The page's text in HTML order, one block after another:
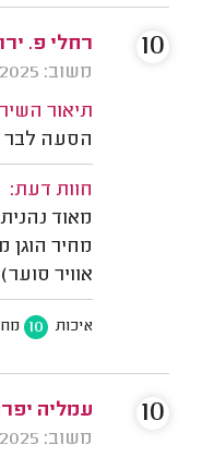
רחלי פ.
משוב: 25/12/2025
תיאור
הסעה לבר
חוות דעת:
מאוד
מחיר הוגן
אוויר
איכות 10
10
עמליה ‬‎יפרח, ירושלים.
משוב: 27/11/2025
10